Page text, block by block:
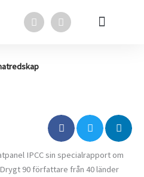
F
a
c
o
L
i
n
IPCC sin specialrapport om
90 författare från 40 länder